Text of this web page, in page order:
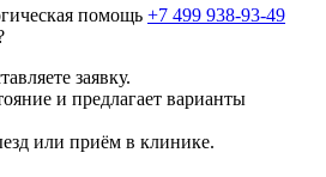
помощь +7 499 938-93-49
заявку.
и предлагает варианты
или приём в клинике.